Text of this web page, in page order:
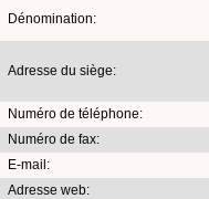
Dénomination:
Adresse du siège:
Numéro de téléphone:
Numéro de fax:
E-mail:
Adresse web: